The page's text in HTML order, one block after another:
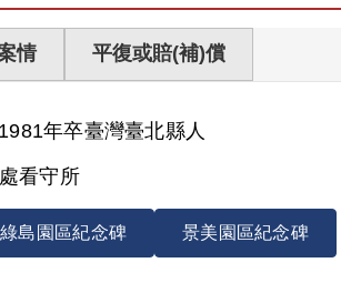
情 平復或賠(補)償
1981年卒臺灣臺北縣人
看守所
綠島園區紀念碑 景美園區紀念碑